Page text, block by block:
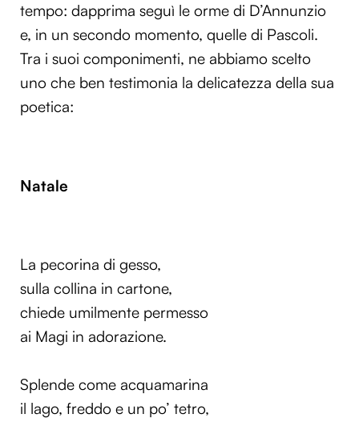
tempo: dapprima seguì le orme di D’Annunzio
e, in un secondo momento, quelle di Pascoli.
Tra i suoi componimenti, ne abbiamo scelto
uno che ben testimonia la delicatezza della sua
poetica:
Natale
La pecorina di gesso,
sulla collina in cartone,
chiede umilmente permesso
ai Magi in adorazione.
Splende come acquamarina
il lago, freddo e un po’ tetro,